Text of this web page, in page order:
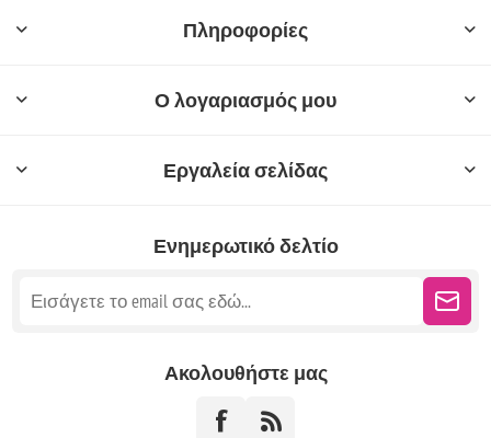
Πληροφορίες
Ο λογαριασμός μου
Εργαλεία σελίδας
Ενημερωτικό δελτίο
Ακολουθήστε μας